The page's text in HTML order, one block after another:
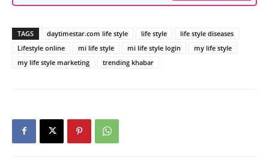
TAGS daytimestar.com life style life style
life style diseases
Lifestyle online
mi life style mi life style login
my life style
my life style marketing
trending khabar